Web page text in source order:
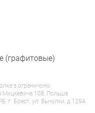
(графитовые)
з ограничоно
Мицкевича 108, Польша
г. Брест, ул. Вычулки, д.129А